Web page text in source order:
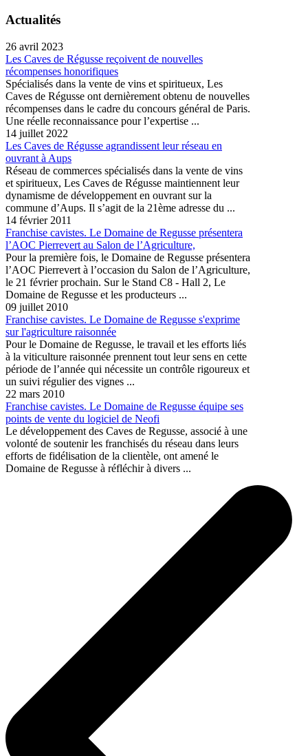
Actualités
26 avril 2023
Les Caves de Régusse reçoivent de nouvelles
récompenses honorifiques
Spécialisés dans la vente de vins et spiritueux, Les
Caves de Régusse ont dernièrement obtenu de nouvelles
récompenses dans le cadre du concours général de Paris.
Une réelle reconnaissance pour l’expertise ...
14 juillet 2022
Les Caves de Régusse agrandissent leur réseau en
ouvrant à Aups
Réseau de commerces spécialisés dans la vente de vins
et spiritueux, Les Caves de Régusse maintiennent leur
dynamisme de développement en ouvrant sur la
commune d’Aups. Il s’agit de la 21ème adresse du ...
14 février 2011
Franchise cavistes. Le Domaine de Regusse présentera
l’AOC Pierrevert au Salon de l’Agriculture,
Pour la première fois, le Domaine de Regusse présentera
l’AOC Pierrevert à l’occasion du Salon de l’Agriculture,
le 21 février prochain. Sur le Stand C8 - Hall 2, Le
Domaine de Regusse et les producteurs ...
09 juillet 2010
Franchise cavistes. Le Domaine de Regusse s'exprime
sur l'agriculture raisonnée
Pour le Domaine de Regusse, le travail et les efforts liés
à la viticulture raisonnée prennent tout leur sens en cette
période de l’année qui nécessite un contrôle rigoureux et
un suivi régulier des vignes ...
22 mars 2010
Franchise cavistes. Le Domaine de Regusse équipe ses
points de vente du logiciel de Neofi
Le développement des Caves de Regusse, associé à une
volonté de soutenir les franchisés du réseau dans leurs
efforts de fidélisation de la clientèle, ont amené le
Domaine de Regusse à réfléchir à divers ...